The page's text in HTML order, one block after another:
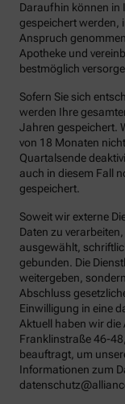
Daraufhin können in
gespeichert werden,
Anspruch
Apotheke und
bestmöglich
Sofern Sie sich
werden Ihre
Jahren gespeichert.
von 18 Monaten
Quartalsende
auch in diesem Fall
gespeichert.
Soweit wir externe
Daten zu
ausgewählt,
gebunden. Die
weitergeben,
Abschluss
Einwilligung in eine
Aktuell haben wir die
Franklinstraße 46-
beauftragt, um
Informationen zum